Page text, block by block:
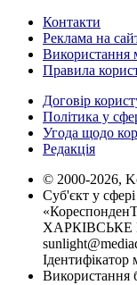
Контакти
Реклама на
Використання
Правила
Договір
Політика у
Угода щодо
Редакція
© 2000-2026,
Суб'єкт у
ХАРКІВСЬКЕ
Ідентифікатор
Використання